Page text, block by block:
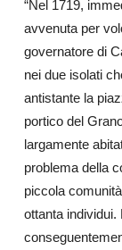
“Nel 1719,
avvenuta per
governatore di
nei due isolati
antistante la
portico del
largamente
problema della
piccola
ottanta individui.